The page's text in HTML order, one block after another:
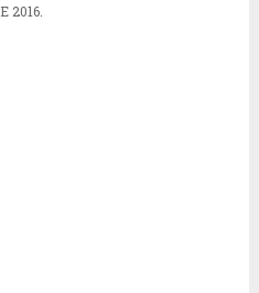
2016.